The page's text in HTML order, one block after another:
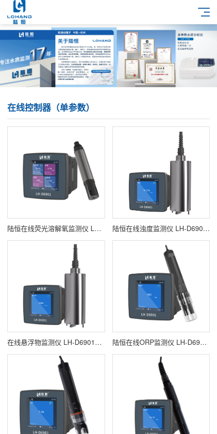
在线控制器（单参数）
陆恒在线荧光溶解氧监测仪 LH-D6901+LH-DY05 陆恒在线浊度监测仪 LH-D6901+LH-DZ09
在线悬浮物监测仪 LH-D6901+LH-DX01 陆恒在线ORP监测仪 LH-D6901+LH-DR31